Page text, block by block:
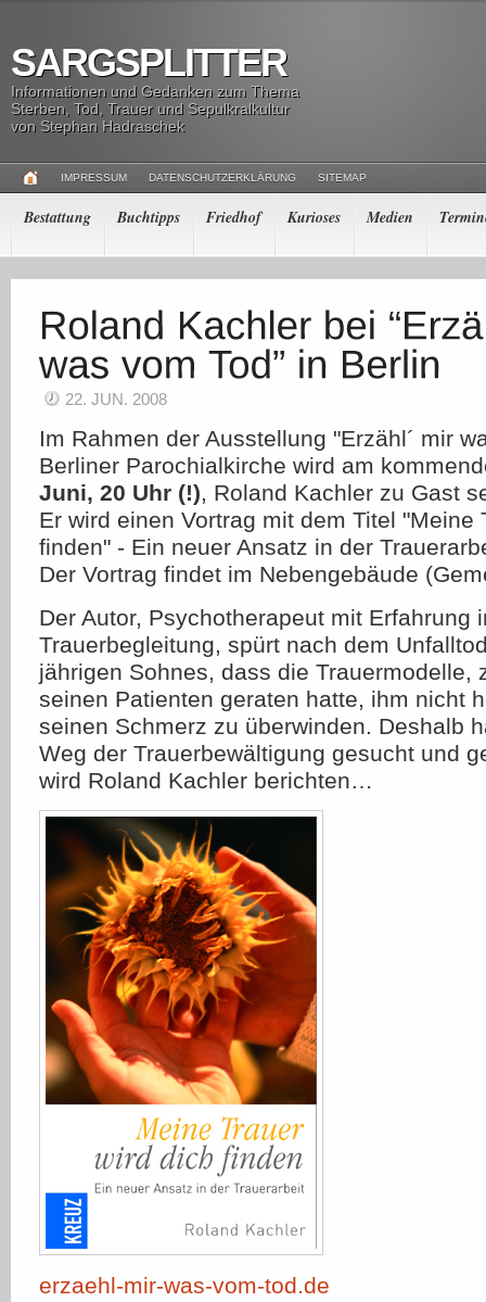
SARGSPLITTER
Informationen und Gedanken zum Thema
Sterben, Tod, Trauer und Sepulkralkultur
von Stephan Hadraschek
IMPRESSUM DATENSCHUTZERKLÄRUNG SITEMAP
Bestattung Buchtipps Friedhof Kurioses Medien
22. JUN. 2008
Im Rahmen der Ausstellung "Erzähl´ mir
Berliner Parochialkirche wird am
Juni, 20 Uhr (!), Roland Kachler zu Gast
Er wird einen Vortrag mit dem Titel "Meine
finden" - Ein neuer Ansatz in der
Der Vortrag findet im Nebengebäude
Der Autor, Psychotherapeut mit Erfahrung
Trauerbegleitung, spürt nach dem
jährigen Sohnes, dass die Trauermodelle,
seinen Patienten geraten hatte, ihm nicht
seinen Schmerz zu überwinden. Deshalb
Weg der Trauerbewältigung gesucht und
wird Roland Kachler berichten…
erzaehl-mir-was-vom-tod.de